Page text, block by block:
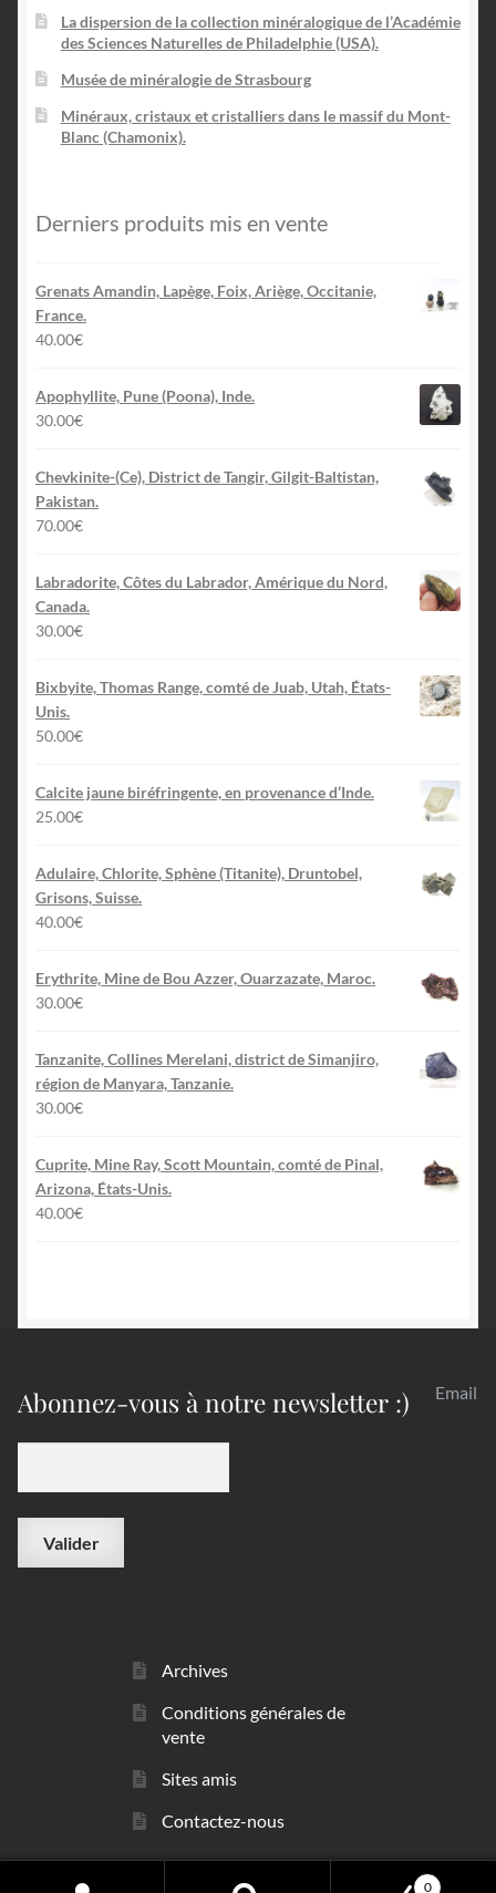
La dispersion de la collection minéralogique de l’Académie
des Sciences Naturelles de Philadelphie (USA).
Musée de minéralogie de Strasbourg
Minéraux, cristaux et cristalliers dans le massif du Mont-
Blanc (Chamonix).
Derniers produits mis en vente
Grenats Amandin, Lapège, Foix, Ariège, Occitanie,
France.
40.00€
Apophyllite, Pune (Poona), Inde.
30.00€
Chevkinite-(Ce), District de Tangir, Gilgit-Baltistan,
Pakistan.
70.00€
Labradorite, Côtes du Labrador, Amérique du Nord,
Canada.
30.00€
Bixbyite, Thomas Range, comté de Juab, Utah, États-
Unis.
50.00€
Calcite jaune biréfringente, en provenance d’Inde.
25.00€
Adulaire, Chlorite, Sphène (Titanite), Druntobel,
Grisons, Suisse.
40.00€
Erythrite, Mine de Bou Azzer, Ouarzazate, Maroc.
30.00€
Tanzanite, Collines Merelani, district de Simanjiro,
région de Manyara, Tanzanie.
30.00€
Cuprite, Mine Ray, Scott Mountain, comté de Pinal,
Arizona, États-Unis.
40.00€
Abonnez-vous à notre newsletter :) Email
Archives
Conditions générales de
vente
Sites amis
Contactez-nous
0